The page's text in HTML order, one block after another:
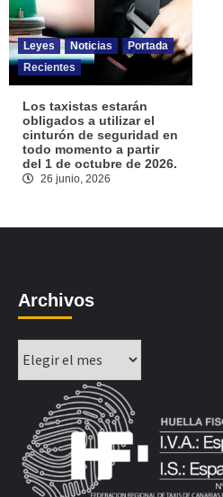
Leyes Noticias
Portada
Recientes
Los taxistas estarán
obligados a utilizar el
cinturón de seguridad en
todo momento a partir
del 1 de octubre de 2026.
26 junio, 2026
Archivos